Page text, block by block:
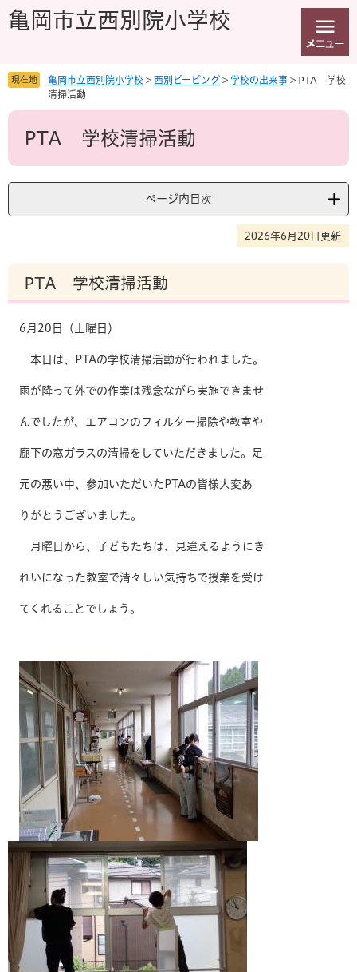
先
を
本
亀岡市立西別院小学校
現在地 亀岡市立西別院小学校 > 西別ピーピング > 学校の出来事 > PTA 学校
清掃活動
本
PTA 学校清掃活動
ページ内目次
2026年6月20日更新
PTA 学校清掃活動
6月20日（土曜日）
本日は、PTAの学校清掃活動が行われました。
雨が降って外での作業は残念ながら実施できませ
んでしたが、エアコンのフィルター掃除や教室や
廊下の窓ガラスの清掃をしていただきました。足
元の悪い中、参加いただいたPTAの皆様大変あ
りがとうございました。
月曜日から、子どもたちは、見違えるようにき
れいになった教室で清々しい気持ちで授業を受け
てくれることでしょう。